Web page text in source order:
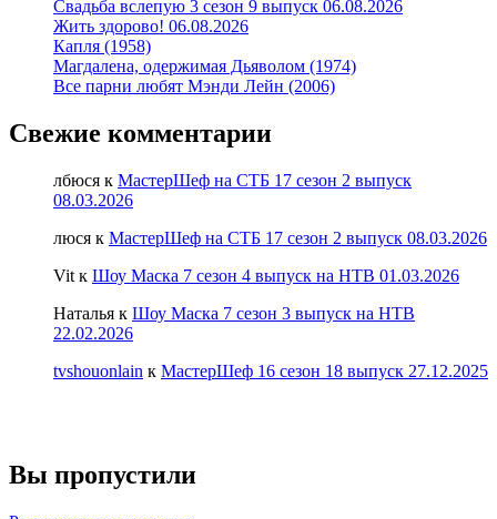
Свадьба вслепую 3 сезон 9 выпуск 06.08.2026
Жить здорово! 06.08.2026
Капля (1958)
Магдалена, одержимая Дьяволом (1974)
Все парни любят Мэнди Лейн (2006)
Свежие комментарии
лбюся к МастерШеф на СТБ 17 сезон 2 выпуск
08.03.2026
люся к МастерШеф на СТБ 17 сезон 2 выпуск 08.03.2026
Vit к Шоу Маска 7 сезон 4 выпуск на НТВ 01.03.2026
Наталья к Шоу Маска 7 сезон 3 выпуск на НТВ
22.02.2026
tvshouonlain к МастерШеф 16 сезон 18 выпуск 27.12.2025
Вы пропустили